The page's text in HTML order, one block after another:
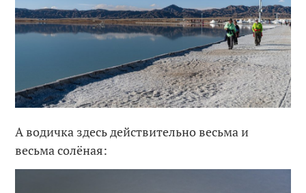
А водичка здесь действительно весьма и
весьма солёная: